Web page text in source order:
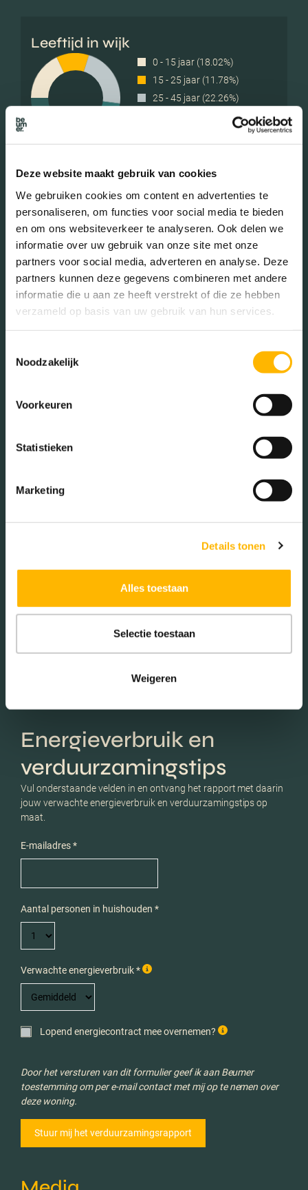
Deze website maakt gebruik van cookies
We gebruiken cookies om content en advertenties te
personaliseren, om functies voor social media te bieden
en om ons websiteverkeer te analyseren. Ook delen we
informatie over uw gebruik van onze site met onze
partners voor social media, adverteren en analyse. Deze
partners kunnen deze gegevens combineren met andere
informatie die u aan ze heeft verstrekt of die ze hebben
verzameld op basis van uw gebruik van hun services.
Noodzakelijk
Voorkeuren
Statistieken
Marketing
Details tonen
Alles toestaan
Selectie toestaan
Weigeren
Leeftijd in wijk
0 - 15 jaar (18.02%)
15 - 25 jaar (11.78%)
25 - 45 jaar (22.26%)
45 - 65 jaar (33.33%)
Geslacht
Mannen (49.44%)
Vrouwen (50.56%)
Éénpersoons huishoudens
Aantal inwoners:
8485
Schaduwwijzer
Energieverbruik en
verduurzamingstips
Vul onderstaande velden in en ontvang het rapport met daarin
jouw verwachte energieverbruik en verduurzamingstips op
maat.
E-mailadres *
Aantal personen in huishouden *
Verwachte energieverbruik *
Lopend energiecontract mee overnemen?
Door het versturen van dit formulier geef ik aan Beumer
toestemming om per e-mail contact met mij op te nemen over
deze woning.